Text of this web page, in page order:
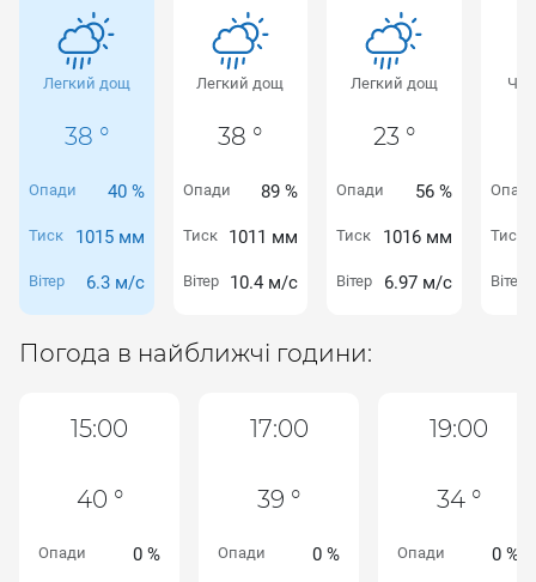
Легкий дощ
38 °
Опади 40 %
Тиск 1015 мм
Вітер 6.3 м/с
Легкий дощ
38 °
Опади 89 %
Тиск 1011 мм
Вітер 10.4 м/с
Легкий дощ
23 °
Опади 56 %
Тиск 1016 мм
Вітер 6.97 м/с
Тиск
Вітер
Погода в найближчі години:
15:00
40 °
Опади 0 %
17:00
39 °
Опади 0 %
19:00
34 °
Опади 0 %